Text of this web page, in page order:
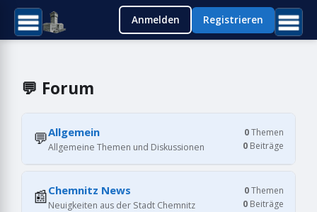
Anmelden Registrieren
💬 Forum
💬Allgemein
Allgemeine Themen und Diskussionen
0Themen
0 Beiträge
📰Chemnitz News
Neuigkeiten aus der Stadt Chemnitz
0Themen
0 Beiträge